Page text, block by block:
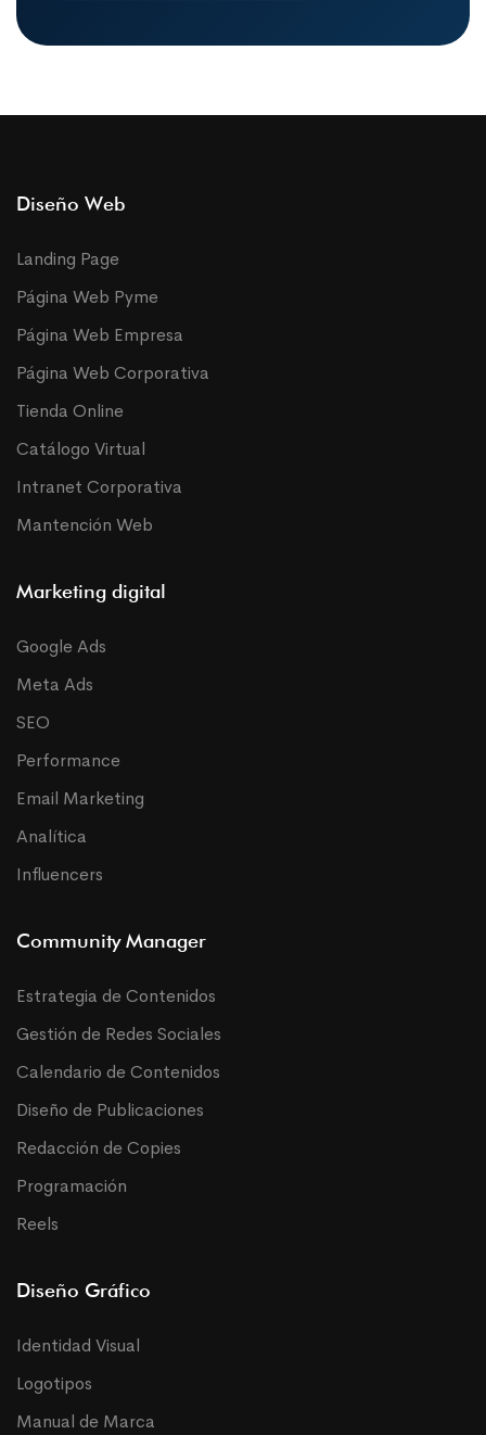
Diseño Web
Landing Page
Página Web Pyme
Página Web Empresa
Página Web Corporativa
Tienda Online
Catálogo Virtual
Intranet Corporativa
Mantención Web
Marketing digital
Google Ads
Meta Ads
SEO
Performance
Email Marketing
Analítica
Influencers
Community Manager
Estrategia de Contenidos
Gestión de Redes Sociales
Calendario de Contenidos
Diseño de Publicaciones
Redacción de Copies
Programación
Reels
Diseño Gráfico
Identidad Visual
Logotipos
Manual de Marca